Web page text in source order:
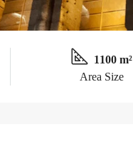
1100 m²
Area Size